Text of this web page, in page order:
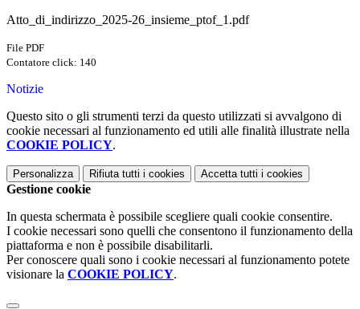
Atto_di_indirizzo_2025-26_insieme_ptof_1.pdf
File PDF
Contatore click: 140
Notizie
Questo sito o gli strumenti terzi da questo utilizzati si avvalgono di
cookie necessari al funzionamento ed utili alle finalità illustrate nella
COOKIE POLICY.
Personalizza Rifiuta tutti i cookies Accetta tutti i cookies
Gestione cookie
In questa schermata è possibile scegliere quali cookie consentire.
I cookie necessari sono quelli che consentono il funzionamento della
piattaforma e non è possibile disabilitarli.
Per conoscere quali sono i cookie necessari al funzionamento potete
visionare la COOKIE POLICY.